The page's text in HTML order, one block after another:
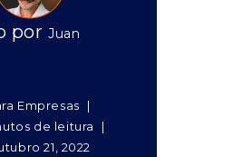
porJuan
Empresas
de leitura
21, 2022